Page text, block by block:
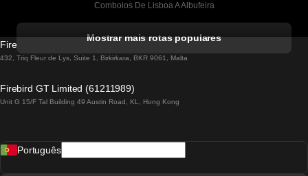
Comboios De Lisboa A Albufeira
Comboios De Lisboa A Lagos
Comboios De Lisboa A Madrid
Mostrar mais rotas populares
Firebird GT Limited (OC 1451)
432, Triq Fleur de Lys, Suite 1, Birkirkara, BKR 9061, Malta
Firebird GT Limited (61211989)
Unit G 15/F Tal Building 49 Austin Road, KL, Hong Kong
Português